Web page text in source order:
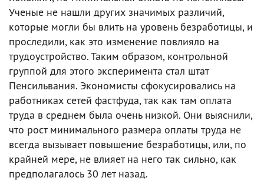
Ученые не нашли других значимых различий,
которые могли бы влить на уровень безработицы, и
проследили, как это изменение повлияло на
трудоустройство. Таким образом, контрольной
группой для этого эксперимента стал штат
Пенсильвания. Экономисты сфокусировались на
работниках сетей фастфуда, так как там оплата
труда в среднем была очень низкой. Они выяснили,
что рост минимального размера оплаты труда не
всегда вызывает повышение безработицы, или, по
крайней мере, не влияет на него так сильно, как
предполагалось 30 лет назад.